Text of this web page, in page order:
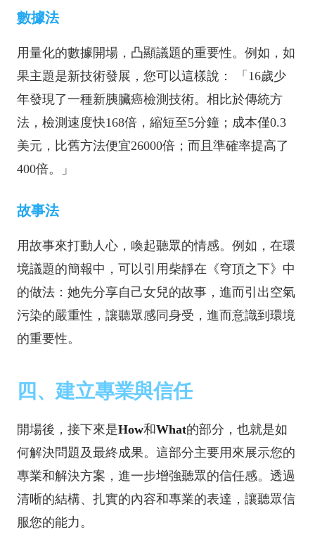
數據法
用量化的數據開場，凸顯議題的重要性。例如，如
果主題是新技術發展，您可以這樣說： 「16歲少
年發現了一種新胰臟癌檢測技術。相比於傳統方
法，檢測速度快168倍，縮短至5分鐘；成本僅0.3
美元，比舊方法便宜26000倍；而且準確率提高了
400倍。」
故事法
用故事來打動人心，喚起聽眾的情感。例如，在環
境議題的簡報中，可以引用柴靜在《穹頂之下》中
的做法：她先分享自己女兒的故事，進而引出空氣
污染的嚴重性，讓聽眾感同身受，進而意識到環境
的重要性。
四、建立專業與信任
開場後，接下來是How和What的部分，也就是如
何解決問題及最終成果。這部分主要用來展示您的
專業和解決方案，進一步增強聽眾的信任感。透過
清晰的結構、扎實的內容和專業的表達，讓聽眾信
服您的能力。